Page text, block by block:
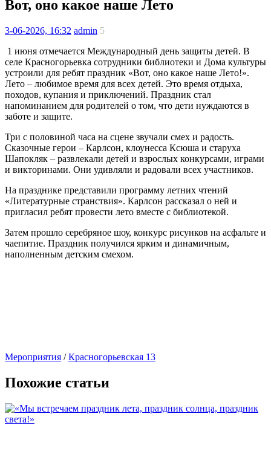
Вот, оно какое наше Лето
3-06-2026, 16:32 admin 5
1 июня отмечается Международный день защиты детей. В
селе Красногорьевка сотрудники библиотеки и Дома культуры
устроили для ребят праздник «Вот, оно какое наше Лето!».
Лето – любимое время для всех детей. Это время отдыха,
походов, купания и приключений. Праздник стал
напоминанием для родителей о том, что дети нуждаются в
заботе и защите.
Три с половиной часа на сцене звучали смех и радость.
Сказочные герои – Карлсон, клоунесса Ксюша и старуха
Шапокляк – развлекали детей и взрослых конкурсами, играми
и викторинами. Они удивляли и радовали всех участников.
На празднике представили программу летних чтений
«Литературные странствия». Карлсон рассказал о ней и
пригласил ребят провести лето вместе с библиотекой.
Затем прошло серебряное шоу, конкурс рисунков на асфальте и
чаепитие. Праздник получился ярким и динамичным,
наполненным детским смехом.
Мероприятия /Красногорьевская 13
Похожие статьи